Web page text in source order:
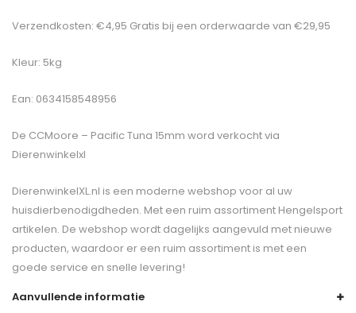
Verzendkosten: €4,95 Gratis bij een orderwaarde van €29,95
Kleur: 5kg
Ean: 0634158548956
De CCMoore – Pacific Tuna 15mm word verkocht via
Dierenwinkelxl
DierenwinkelXL.nl is een moderne webshop voor al uw
huisdierbenodigdheden. Met een ruim assortiment Hengelsport
artikelen. De webshop wordt dagelijks aangevuld met nieuwe
producten, waardoor er een ruim assortiment is met een
goede service en snelle levering!
Aanvullende informatie